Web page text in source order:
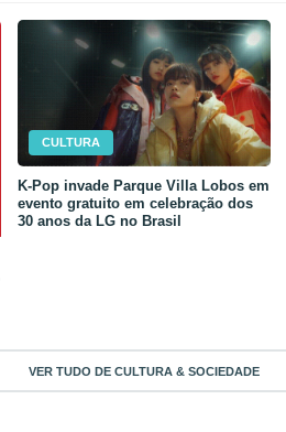
CULTURA
K-Pop invade Parque Villa Lobos em
evento gratuito em celebração dos
30 anos da LG no Brasil
VER TUDO DE CULTURA & SOCIEDADE